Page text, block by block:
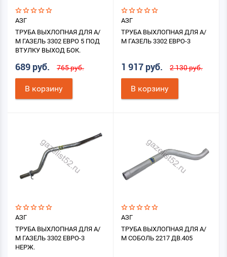
АЗГ
ТРУБА ВЫХЛОПНАЯ ДЛЯ А/
М ГАЗЕЛЬ 3302 ЕВРО 5 ПОД
ВТУЛКУ ВЫХОД БОК.
689 руб. 765 руб.
В корзину
АЗГ
ТРУБА ВЫХЛОПНАЯ ДЛЯ А/
М ГАЗЕЛЬ 3302 ЕВРО-3
1 917 руб. 2 130 руб.
В корзину
АЗГ
ТРУБА ВЫХЛОПНАЯ ДЛЯ А/
М ГАЗЕЛЬ 3302 ЕВРО-3
НЕРЖ.
АЗГ
ТРУБА ВЫХЛОПНАЯ ДЛЯ А/
М СОБОЛЬ 2217 ДВ.405